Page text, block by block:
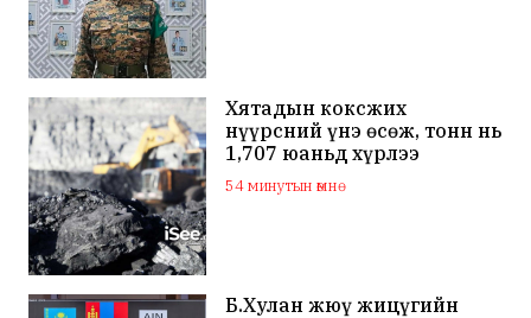
Хятадын коксжих
нүүрсний үнэ өсөж, тонн нь
1,707 юаньд хүрлээ
54 минутын өмнө
Б.Хулан жюү жицүгийн